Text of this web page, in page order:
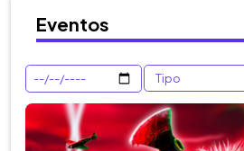
Eventos